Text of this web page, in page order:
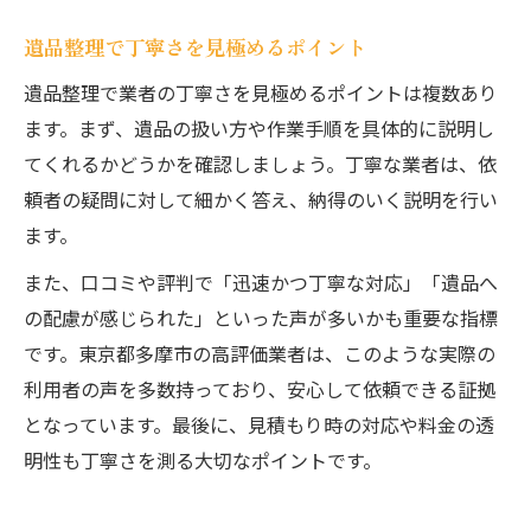
遺品整理で丁寧さを見極めるポイント
遺品整理で業者の丁寧さを見極めるポイントは複数あり
ます。まず、遺品の扱い方や作業手順を具体的に説明し
てくれるかどうかを確認しましょう。丁寧な業者は、依
頼者の疑問に対して細かく答え、納得のいく説明を行い
ます。
また、口コミや評判で「迅速かつ丁寧な対応」「遺品へ
の配慮が感じられた」といった声が多いかも重要な指標
です。東京都多摩市の高評価業者は、このような実際の
利用者の声を多数持っており、安心して依頼できる証拠
となっています。最後に、見積もり時の対応や料金の透
明性も丁寧さを測る大切なポイントです。